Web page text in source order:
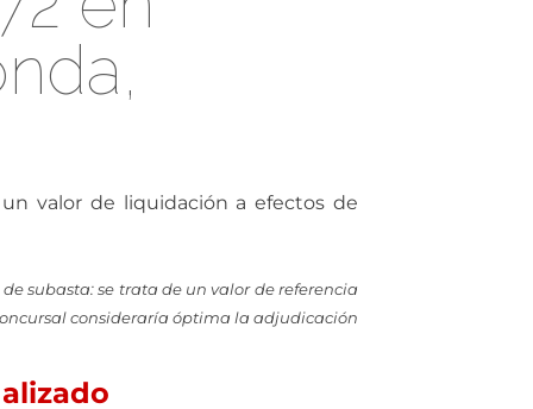
valor de liquidación a efectos de
subasta: se trata de un valor de referencia
consideraría óptima la adjudicación